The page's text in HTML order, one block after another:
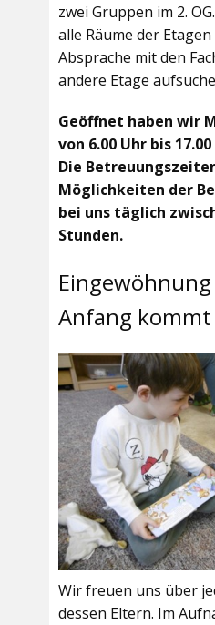
zwei Gruppen im 2.
alle Räume der
Absprache mit den
andere Etage
Geöffnet haben wir
von 6.00 Uhr bis
Die
Möglichkeiten der
bei uns täglich
Stunden.
Anfang kommt
Wir freuen uns über
dessen Eltern. Im